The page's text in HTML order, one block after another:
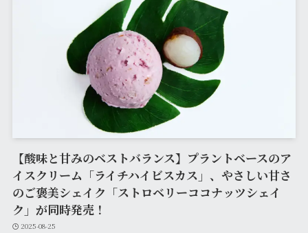
【酸味と甘みのベストバランス】プラントベースのア
イスクリーム「ライチハイビスカス」、やさしい甘さ
のご褒美シェイク「ストロベリーココナッツシェイ
ク」が同時発売！
2025-08-25